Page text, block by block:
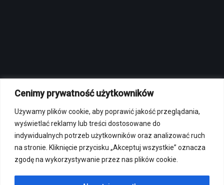
Cenimy prywatność użytkowników
Używamy plików cookie, aby poprawić jakość przeglądania,
wyświetlać reklamy lub treści dostosowane do
indywidualnych potrzeb użytkowników oraz analizować ruch
na stronie. Kliknięcie przycisku „Akceptuj wszystkie” oznacza
zgodę na wykorzystywanie przez nas plików cookie.
MENU
Polityka prywatności
Regulamin sklepu internetowego
Regulamin strzelnicy
Regulamin korzystania z osi strzeleckich